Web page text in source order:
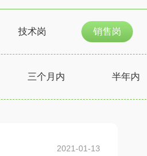
技术岗 销售岗
三个月内 半年内
2021-01-13